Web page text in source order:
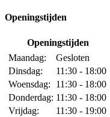
Openingstijden
Openingstijden
Maandag:
Gesloten
Dinsdag:
11:30 - 18:00
Woensdag:
11:30 - 18:00
Donderdag: 11:30 - 18:00
Vrijdag:
11:30 - 19:00